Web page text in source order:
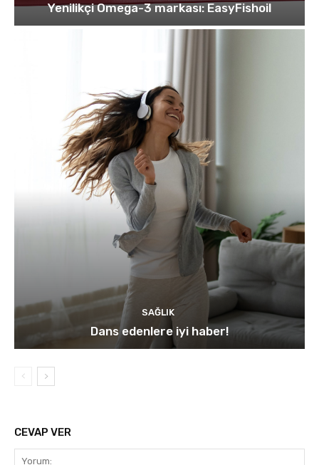
Yenilikçi Omega-3 markası: EasyFishoil
SAĞLIK
Dans edenlere iyi haber!
CEVAP VER